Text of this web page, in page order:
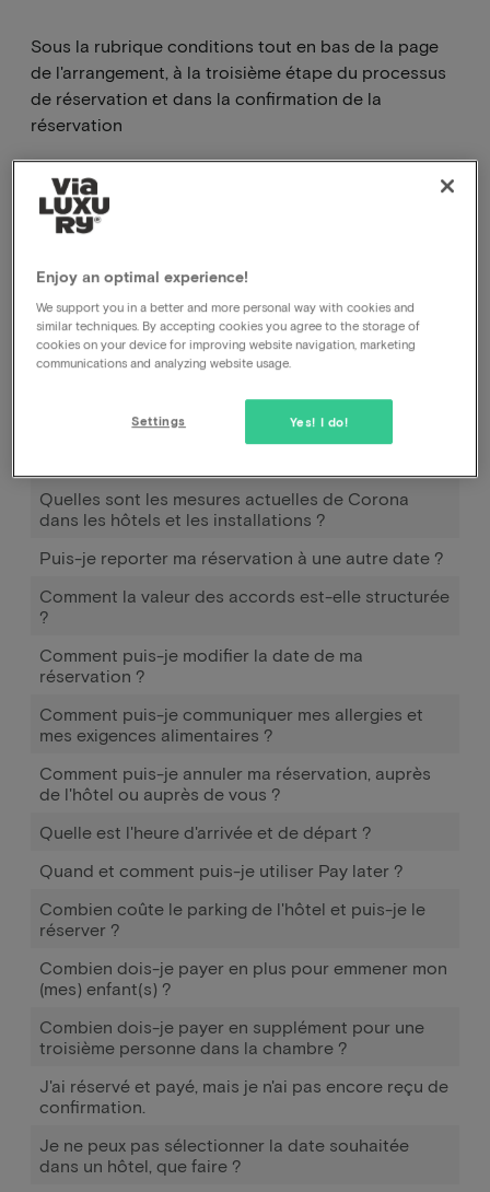
Comment puis-je modifier la date de ma
réservation ?
Comment fonctionne Pay later ?
J'ai réservé et payé, mais je n'ai pas encore reçu de
confirmation.
Quelles sont les mesures actuelles de Corona
dans les hôtels et les installations ?
Puis-je reporter ma réservation à une autre date ?
Comment la valeur des accords est-elle structurée
?
Comment puis-je modifier la date de ma
réservation ?
Comment puis-je communiquer mes allergies et
mes exigences alimentaires ?
Comment puis-je annuler ma réservation, auprès
de l'hôtel ou auprès de vous ?
Quelle est l'heure d'arrivée et de départ ?
Quand et comment puis-je utiliser Pay later ?
Combien coûte le parking de l'hôtel et puis-je le
réserver ?
Combien dois-je payer en plus pour emmener mon
(mes) enfant(s) ?
Combien dois-je payer en supplément pour une
troisième personne dans la chambre ?
J'ai réservé et payé, mais je n'ai pas encore reçu de
confirmation.
Je ne peux pas sélectionner la date souhaitée
dans un hôtel, que faire ?
Sous la rubrique conditions tout en bas de la page
de l'arrangement, à la troisième étape du processus
de réservation et dans la confirmation de la
réservation
.
Enjoy an optimal experience!
We support you in a better and more personal way with cookies and
similar techniques. By accepting cookies you agree to the storage of
cookies on your device for improving website navigation, marketing
communications and analyzing website usage.
Yes! I do!
Settings